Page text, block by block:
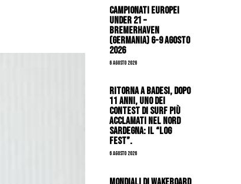
Campionati Europei
Under 21 –
Bremerhaven
(Germania) 6-9 agosto
2026
6 Agosto 2026
Ritorna a Badesi, dopo
11 anni, uno dei
contest di surf più
acclamati nel nord
Sardegna: il “Log
Fest”.
6 Agosto 2026